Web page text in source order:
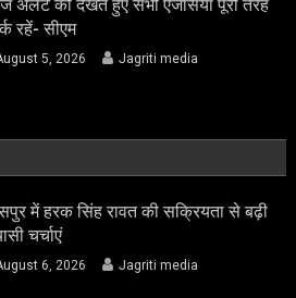
अलर्ट को देखते हुए सभी एजेंसियां पूरी तरह
रहें- सीएम
5, 2026 Jagriti media
में हरक सिंह रावत की सक्रियता से बढ़ी
चर्चाएं
6, 2026 Jagriti media